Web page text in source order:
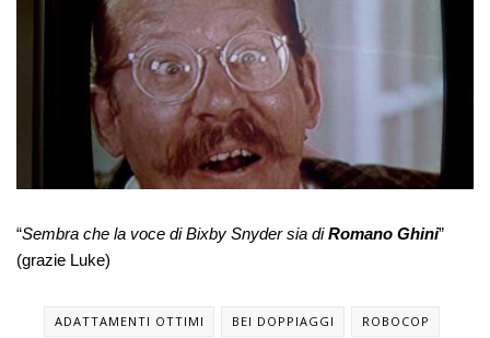
“Sembra che la voce di Bixby Snyder sia diRomano Ghini”
(grazie Luke)
ADATTAMENTI OTTIMI BEI DOPPIAGGI ROBOCOP